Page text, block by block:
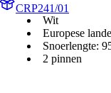
CRP241/01
Wit
Europese
Snoerlengte:
2 pinnen